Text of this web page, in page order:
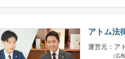
アトム法
運営元：ア
（広